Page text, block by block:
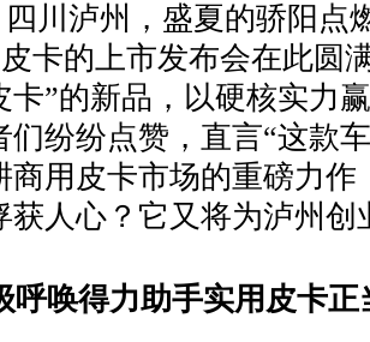
四川泸州，盛夏的骄阳点
卡的上市发布会在此圆
卡”的新品，以硬核实力
们纷纷点赞，直言“这款
商用皮卡市场的重磅力作
获人心？它又将为泸州
呼唤得力助手实用皮卡正